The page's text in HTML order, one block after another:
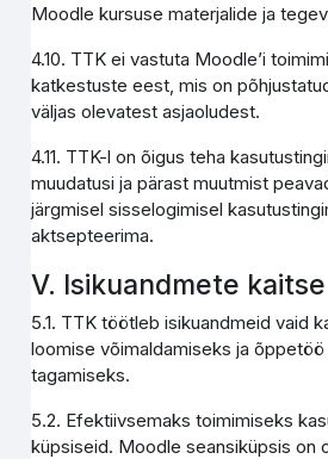
Moodle kursuse materjalide ja
4.10. TTK ei vastuta Moodle’i
katkestuste eest, mis on
väljas olevatest asjaoludest.
4.11. TTK-l on õigus teha
muudatusi ja pärast muutmist
järgmisel sisselogimisel
aktsepteerima.
V. Isikuandmete kaitse
5.1. TTK töötleb isikuandmeid vaid
loomise võimaldamiseks ja õppetöö
tagamiseks.
5.2. Efektiivsemaks toimimiseks
küpsiseid. Moodle seansiküpsis on